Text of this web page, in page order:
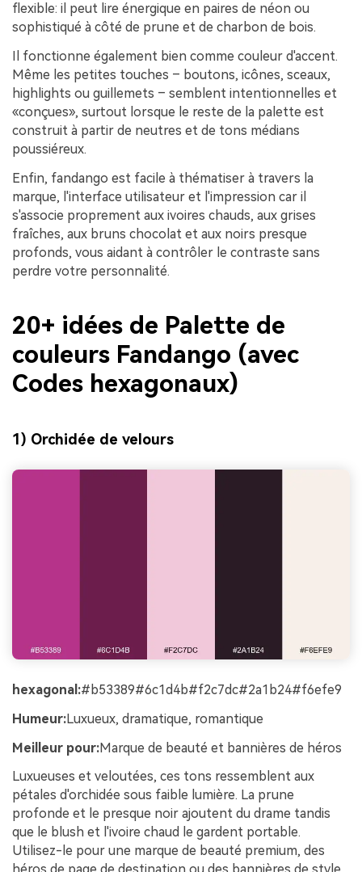
flexible: il peut lire énergique en paires de néon ou
sophistiqué à côté de prune et de charbon de bois.
Il fonctionne également bien comme couleur d'accent.
Même les petites touches – boutons, icônes, sceaux,
highlights ou guillemets – semblent intentionnelles et
«conçues», surtout lorsque le reste de la palette est
construit à partir de neutres et de tons médians
poussiéreux.
Enfin, fandango est facile à thématiser à travers la
marque, l'interface utilisateur et l'impression car il
s'associe proprement aux ivoires chauds, aux grises
fraîches, aux bruns chocolat et aux noirs presque
profonds, vous aidant à contrôler le contraste sans
perdre votre personnalité.
20+ idées de Palette de
couleurs Fandango (avec
Codes hexagonaux)
1) Orchidée de velours
hexagonal:#b53389#6c1d4b#f2c7dc#2a1b24#f6efe9
Humeur:Luxueux, dramatique, romantique
Meilleur pour:Marque de beauté et bannières de héros
Luxueuses et veloutées, ces tons ressemblent aux
pétales d'orchidée sous faible lumière. La prune
profonde et le presque noir ajoutent du drame tandis
que le blush et l'ivoire chaud le gardent portable.
Utilisez-le pour une marque de beauté premium, des